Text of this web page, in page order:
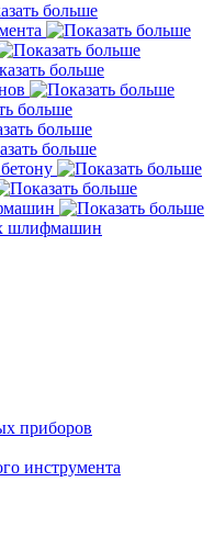
шлифмашин
приборов
инструмента